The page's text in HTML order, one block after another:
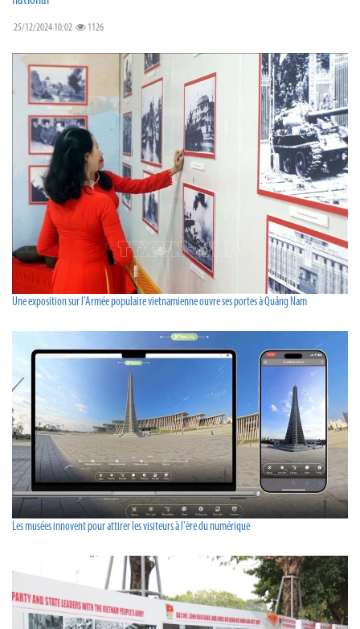
25/12/2024 10:02 1126
Une exposition sur l'Armée populaire vietnamienne ouvre ses portes à Quảng Nam
Les musées innovent pour attirer les visiteurs à l'ère du numérique